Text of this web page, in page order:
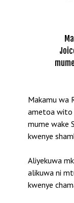
Makamu wa
ametoa wito
mume wake
kwenye
Aliyekuwa
alikuwa ni
kwenye